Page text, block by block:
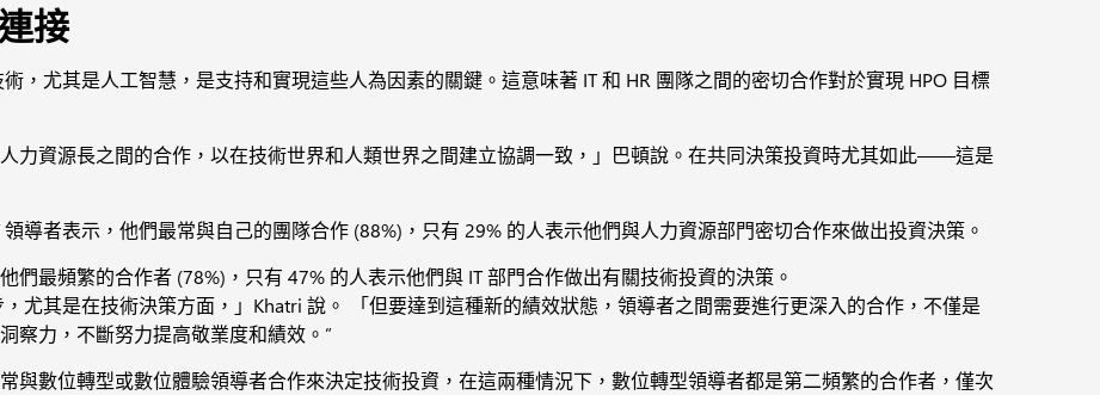
接
，尤其是人工智慧，是支持和實現這些人為因素的關鍵。這意味著 IT 和 HR 團隊之間的密切合作對於實現 HPO 目標
力資源長之間的合作，以在技術世界和人類世界之間建立協調一致，」巴頓說。在共同決策投資時尤其如此——這是
導者表示，他們最常與自己的團隊合作 (88%)，只有 29% 的人表示他們與人力資源部門密切合作來做出投資決策。
們最頻繁的合作者 (78%)，只有 47% 的人表示他們與 IT 部門合作做出有關技術投資的決策。
，尤其是在技術決策方面，」Khatri 說。 「但要達到這種新的績效狀態，領導者之間需要進行更深入的合作，不僅是
察力，不斷努力提高敬業度和績效。”
與數位轉型或數位體驗領導者合作來決定技術投資，在這兩種情況下，數位轉型領導者都是第二頻繁的合作者，僅次